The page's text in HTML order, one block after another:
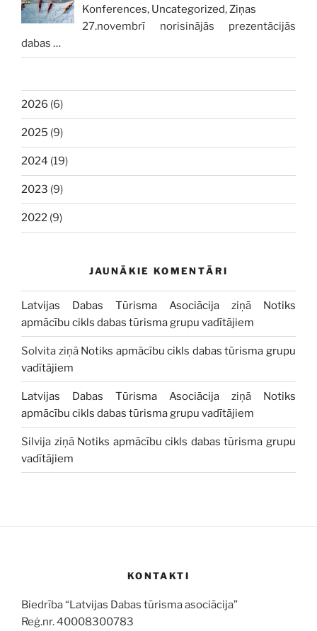
Konferences, Uncategorized,Ziņas
27.novembrī norisinājās prezentācijās
dabas …
2026 (6)
2025 (9)
2024 (19)
2023 (9)
2022 (9)
JAUNĀKIE KOMENTĀRI
Latvijas Dabas Tūrisma Asociācija ziņā Notiks
apmācību cikls dabas tūrisma grupu vadītājiem
Solvita ziņā Notiks apmācību cikls dabas tūrisma grupu
vadītājiem
Latvijas Dabas Tūrisma Asociācija ziņā Notiks
apmācību cikls dabas tūrisma grupu vadītājiem
Silvija ziņā Notiks apmācību cikls dabas tūrisma grupu
vadītājiem
KONTAKTI
Biedrība “Latvijas Dabas tūrisma asociācija”
Reģ.nr. 40008300783